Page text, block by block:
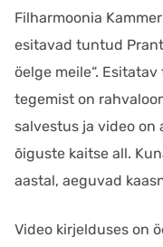
Filharmoonia
esitavad tuntud
öelge meile“.
tegemist on
salvestus ja video on
õiguste kaitse all.
aastal, aeguvad
Video kirjelduses on